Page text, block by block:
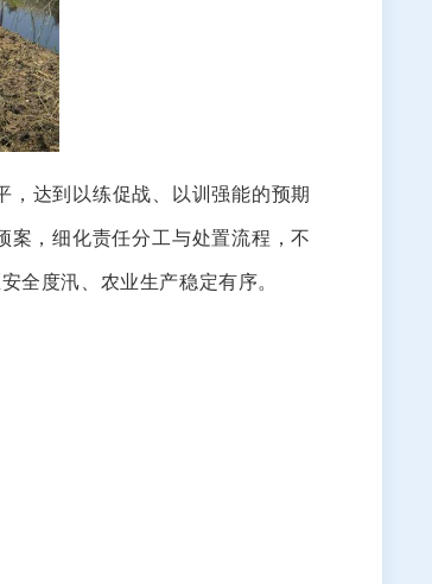
达到以练促战、以训强能的预期
案，细化责任分工与处置流程，不
全度汛、农业生产稳定有序。